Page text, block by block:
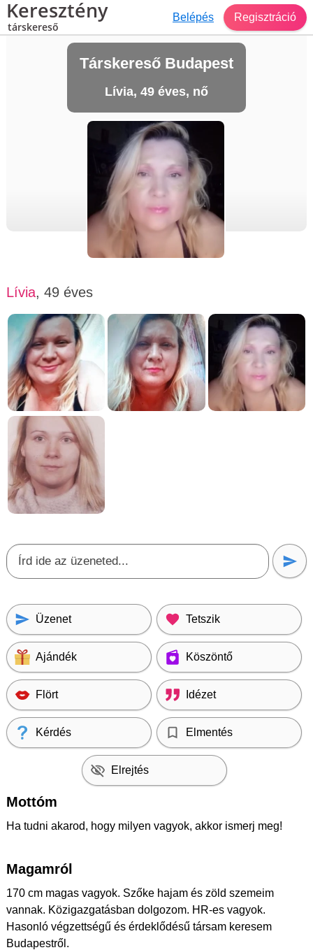
Keresztény
társkereső
Belépés Regisztráció
Társkereső Budapest
Lívia, 49 éves, nő
Lívia, 49 éves
Üzenet Tetszik
Ajándék Köszöntő
Flört Idézet
Kérdés Elmentés
Elrejtés
Mottóm
Ha tudni akarod, hogy milyen vagyok, akkor ismerj meg!
Magamról
170 cm magas vagyok. Szőke hajam és zöld szemeim
vannak. Közigazgatásban dolgozom. HR-es vagyok.
Hasonló végzettségű és érdeklődésű társam keresem
Budapestről.